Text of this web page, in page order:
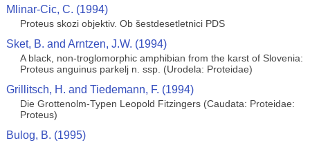
Mlinar-Cic, C. (1994)
Proteus skozi objektiv. Ob šestdesetletnici PDS
Sket, B. and Arntzen, J.W. (1994)
A black, non-troglomorphic amphibian from the karst of Slovenia:
Proteus anguinus parkelj n. ssp. (Urodela: Proteidae)
Grillitsch, H. and Tiedemann, F. (1994)
Die Grottenolm-Typen Leopold Fitzingers (Caudata: Proteidae:
Proteus)
Bulog, B. (1995)